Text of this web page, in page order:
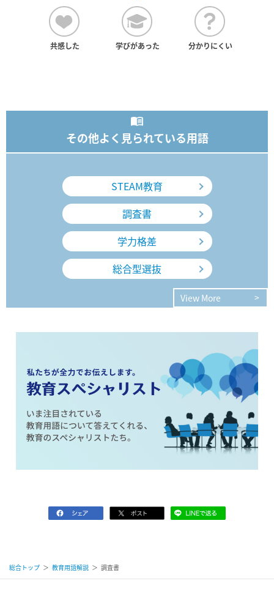
共感した 学びがあった 分かりにくい
その他よく見られている用語
STEAM教育
調査書
学力格差
総合型選抜
View More
総合トップ ＞ 教育用語解説 ＞ 調査書